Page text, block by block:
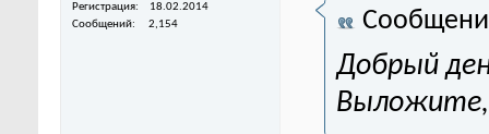
Регистрация
18.02.2014
Сообщений
2,154
Добрый